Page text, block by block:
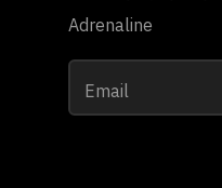
Adrenaline
Email